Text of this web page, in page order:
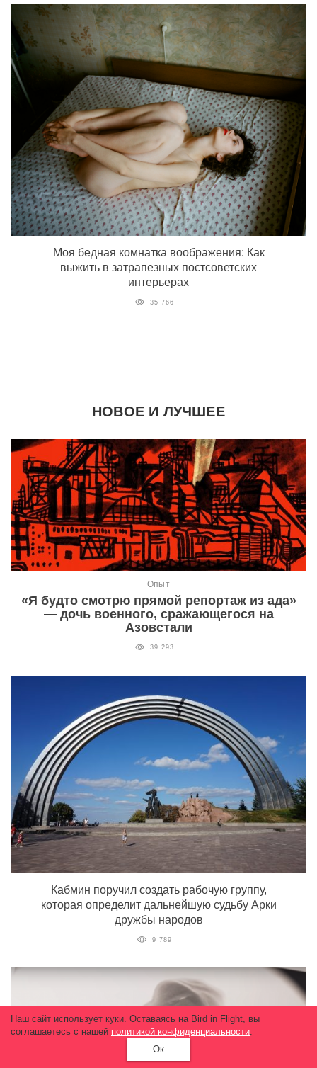
Моя бедная комнатка воображения: Как
выжить в затрапезных постсоветских
интерьерах
35 766
НОВОЕ И ЛУЧШЕЕ
Опыт
«Я будто смотрю прямой репортаж из ада»
— дочь военного, сражающегося на
Азовстали
39 293
Кабмин поручил создать рабочую группу,
которая определит дальнейшую судьбу Арки
дружбы народов
9 789
Наш сайт использует куки. Оставаясь на Bird in Flight, вы
соглашаетесь с нашей политикой конфиденциальности.
Ок